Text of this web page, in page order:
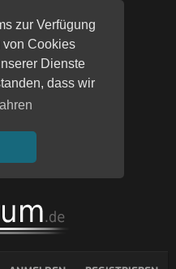
zur Verfügung
von Cookies
Dienste
dass wir